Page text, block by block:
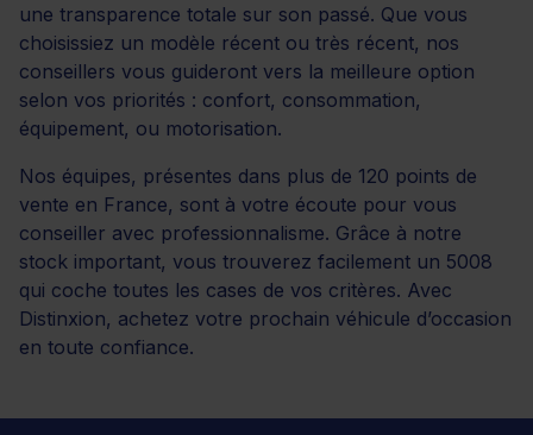
une transparence totale sur son passé. Que vous
choisissiez un modèle récent ou très récent, nos
conseillers vous guideront vers la meilleure option
selon vos priorités : confort, consommation,
équipement, ou motorisation.
Nos équipes, présentes dans plus de 120 points de
vente en France, sont à votre écoute pour vous
conseiller avec professionnalisme. Grâce à notre
stock important, vous trouverez facilement un 5008
qui coche toutes les cases de vos critères. Avec
Distinxion, achetez votre prochain véhicule d’occasion
en toute confiance.